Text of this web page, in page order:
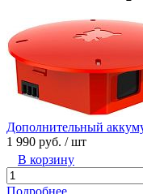
Дополнительный
1 990 руб. / шт
В корзину